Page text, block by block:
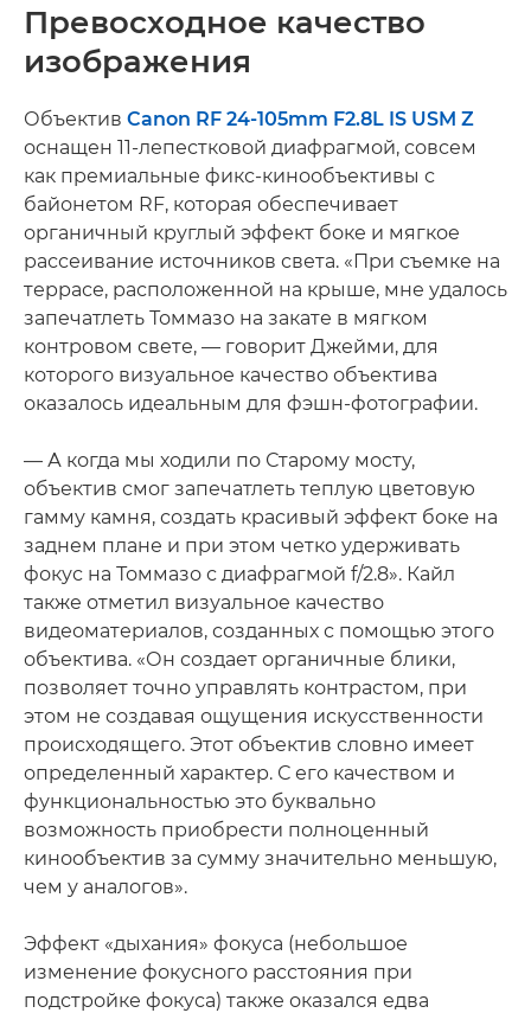
Превосходное качество
изображения
Объектив Canon RF 24-105mm F2.8L IS USM Z
оснащен 11-лепестковой диафрагмой, совсем
как премиальные фикс-кинообъективы с
байонетом RF, которая обеспечивает
органичный круглый эффект боке и мягкое
рассеивание источников света. «При съемке на
террасе, расположенной на крыше, мне удалось
запечатлеть Томмазо на закате в мягком
контровом свете, — говорит Джейми, для
которого визуальное качество объектива
оказалось идеальным для фэшн-фотографии.
— А когда мы ходили по Старому мосту,
объектив смог запечатлеть теплую цветовую
гамму камня, создать красивый эффект боке на
заднем плане и при этом четко удерживать
фокус на Томмазо с диафрагмой f/2.8». Кайл
также отметил визуальное качество
видеоматериалов, созданных с помощью этого
объектива. «Он создает органичные блики,
позволяет точно управлять контрастом, при
этом не создавая ощущения искусственности
происходящего. Этот объектив словно имеет
определенный характер. С его качеством и
функциональностью это буквально
возможность приобрести полноценный
кинообъектив за сумму значительно меньшую,
чем у аналогов».
Эффект «дыхания» фокуса (небольшое
изменение фокусного расстояния при
подстройке фокуса) также оказался едва